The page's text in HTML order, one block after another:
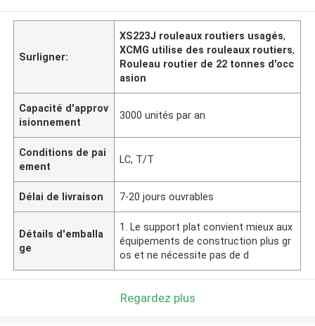
Surligner:
XS223J rouleaux routiers usagés,
XCMG utilise des rouleaux routiers,
Rouleau routier de 22 tonnes d'occ
asion
Capacité d'approv
isionnement
3000 unités par an
Conditions de pai
ement
LC, T/T
Délai de livraison 7-20 jours ouvrables
Détails d'emballa
ge
1. Le support plat convient mieux aux
équipements de construction plus gr
os et ne nécessite pas de d
Regardez plus